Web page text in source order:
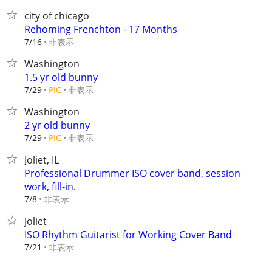
city of chicago
Rehoming Frenchton - 17 Months
7/16 非表示
Washington
1.5 yr old bunny
7/29 PIC 非表示
Washington
2 yr old bunny
7/29 PIC 非表示
Joliet, IL
Professional Drummer ISO cover band, session
work, fill-in.
7/8 非表示
Joliet
ISO Rhythm Guitarist for Working Cover Band
7/21 非表示